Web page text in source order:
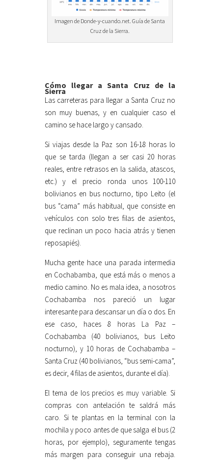
Imagen de Donde-y-cuando.net. Guía de Santa
Cruz de la Sierra.
Cómo llegar a Santa Cruz de la
Sierra
Las carreteras para llegar a Santa Cruz no
son muy buenas, y en cualquier caso el
camino se hace largo y cansado.
Si viajas desde la Paz son 16-18 horas lo
que se tarda (llegan a ser casi 20 horas
reales, entre retrasos en la salida, atascos,
etc.) y el precio ronda unos 100-110
bolivianos en bus nocturno, tipo Leito (el
bus “cama” más habitual, que consiste en
vehículos con solo tres filas de asientos,
que reclinan un poco hacia atrás y tienen
reposapiés).
Mucha gente hace una parada intermedia
en Cochabamba, que está más o menos a
medio camino. No es mala idea, a nosotros
Cochabamba nos pareció un lugar
interesante para descansar un día o dos. En
ese caso, haces 8 horas La Paz –
Cochabamba (40 bolivianos, bus Leito
nocturno), y 10 horas de Cochabamba –
Santa Cruz (40 bolivianos, “bus semi-cama”,
es decir, 4 filas de asientos, durante el día).
El tema de los precios es muy variable. Si
compras con antelación te saldrá más
caro. Si te plantas en la terminal con la
mochila y poco antes de que salga el bus (2
horas, por ejemplo), seguramente tengas
más margen para conseguir una rebaja.